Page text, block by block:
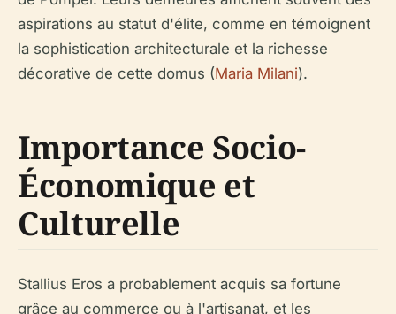
aspirations au statut d'élite, comme en témoignent
la sophistication architecturale et la richesse
décorative de cette domus (Maria Milani).
Importance Socio-
Économique et
Culturelle
Stallius Eros a probablement acquis sa fortune
grâce au commerce ou à l'artisanat, et les